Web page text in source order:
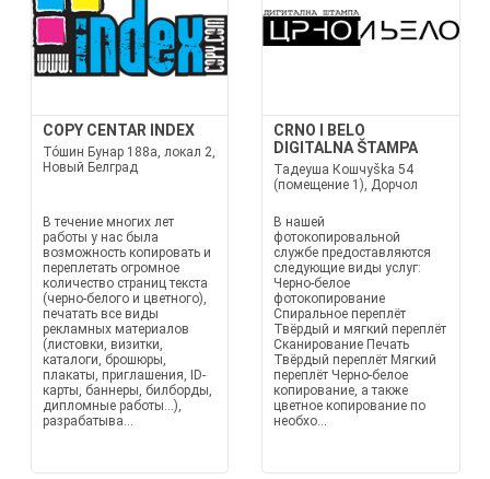
COPY CENTAR INDEX
То́шин Бунар 188a, локал 2,
Новый Белград
В течение многих лет
работы у нас была
возможность копировать и
переплетать огромное
количество страниц текста
(черно-белого и цветного),
печатать все виды
рекламных материалов
(листовки, визитки,
каталоги, брошюры,
плакаты, приглашения, ID-
карты, баннеры, билборды,
дипломные работы...),
разрабатыва...
CRNO I BELO
DIGITALNA ŠTAMPA
Тадеуша Кошчуška 54
(помещение 1), Дорчол
В нашей
фотокопировальной
службе предоставляются
следующие виды услуг:
Черно-белое
фотокопирование
Спиральное переплёт
Твёрдый и мягкий переплёт
Сканирование Печать
Твёрдый переплёт Мягкий
переплёт Черно-белое
копирование, а также
цветное копирование по
необхо...